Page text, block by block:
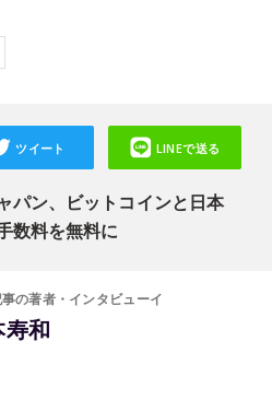
パン、ビットコインと日本
数料を無料に
ツイート LINEで送る
の著者・インタビューイ
寿和